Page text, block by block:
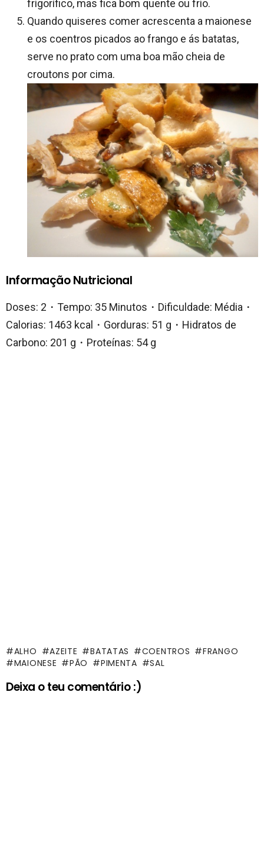
frigorífico, mas fica bom quente ou frio.
Quando quiseres comer acrescenta a maionese
e os coentros picados ao frango e ás batatas,
serve no prato com uma boa mão cheia de
croutons por cima.
Informação Nutricional
Doses: 2・Tempo: 35 Minutos・Dificuldade: Média・
Calorias: 1463 kcal・Gorduras: 51 g・Hidratos de
Carbono: 201 g・Proteínas: 54 g
ALHO AZEITE BATATAS COENTROS
FRANGO
MAIONESE
PÃO PIMENTA SAL
Deixa o teu comentário :)